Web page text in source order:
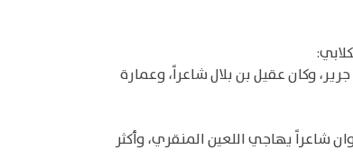
وكان عقيل بن بلال شاعراً، وعمارة
شاعراً يهاجي اللعين المنقري، وأكثر